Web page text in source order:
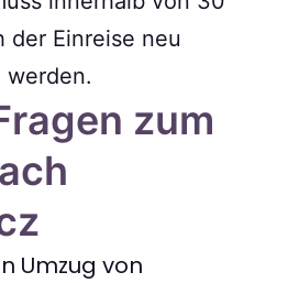
der Einreise neu
werden.
zum
Umzug von